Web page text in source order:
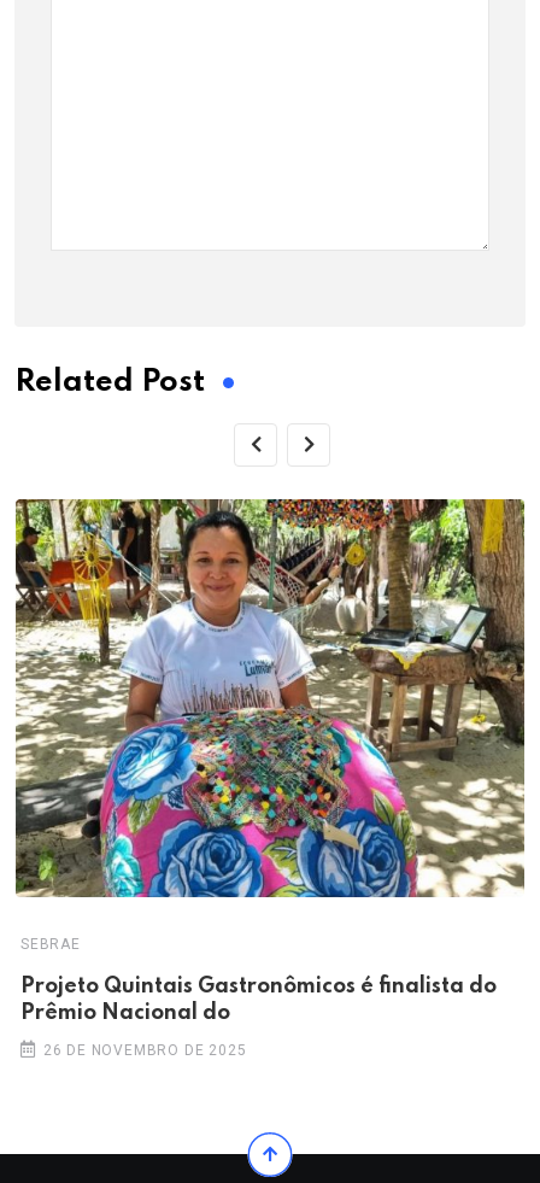
Related Post
SEBRAE
Projeto Quintais Gastronômicos é finalista do
Prêmio Nacional do
26 DE NOVEMBRO DE 2025